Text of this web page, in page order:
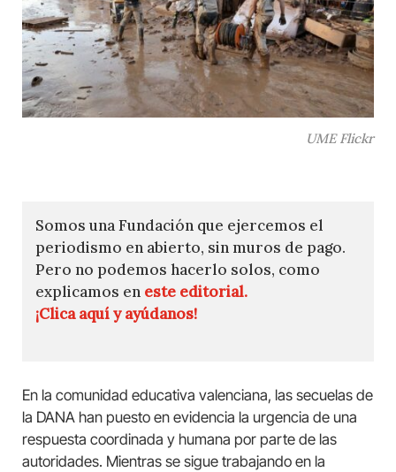
UME Flickr
Somos una Fundación que ejercemos el
periodismo en abierto, sin muros de pago.
Pero no podemos hacerlo solos, como
explicamos en este editorial.
¡Clica aquí y ayúdanos!
En la comunidad educativa valenciana, las secuelas de
la DANA han puesto en evidencia la urgencia de una
respuesta coordinada y humana por parte de las
autoridades. Mientras se sigue trabajando en la